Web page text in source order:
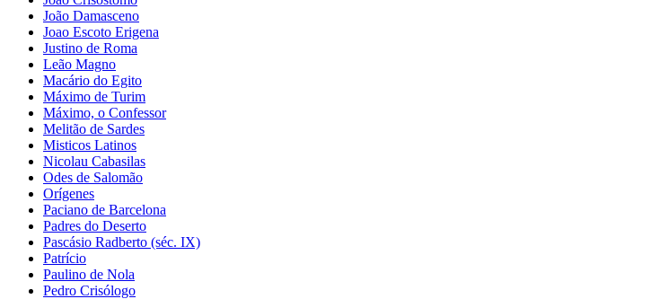
João Damasceno
Joao Escoto Erigena
Justino de Roma
Leão Magno
Macário do Egito
Máximo de Turim
Máximo, o Confessor
Melitão de Sardes
Misticos Latinos
Nicolau Cabasilas
Odes de Salomão
Orígenes
Paciano de Barcelona
Padres do Deserto
Pascásio Radberto (séc. IX)
Patrício
Paulino de Nola
Pedro Crisólogo